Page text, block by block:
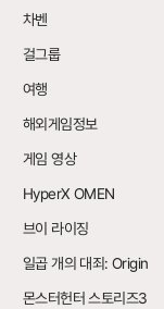
차벤
걸그룹
여행
해외게임정보
게임 영상
HyperX OMEN
브이 라이징
일곱 개의 대죄: Origin
몬스터헌터 스토리즈3